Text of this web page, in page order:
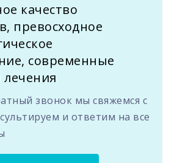
качество
превосходное
современные
звонок мы свяжемся с
и ответим на все